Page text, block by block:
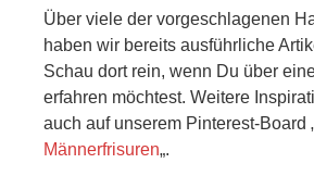
Über viele der vorgeschlagenen
haben wir bereits ausführliche
Schau dort rein, wenn Du über
erfahren möchtest. Weitere
auch auf unserem Pinterest-Board
Männerfrisuren„.